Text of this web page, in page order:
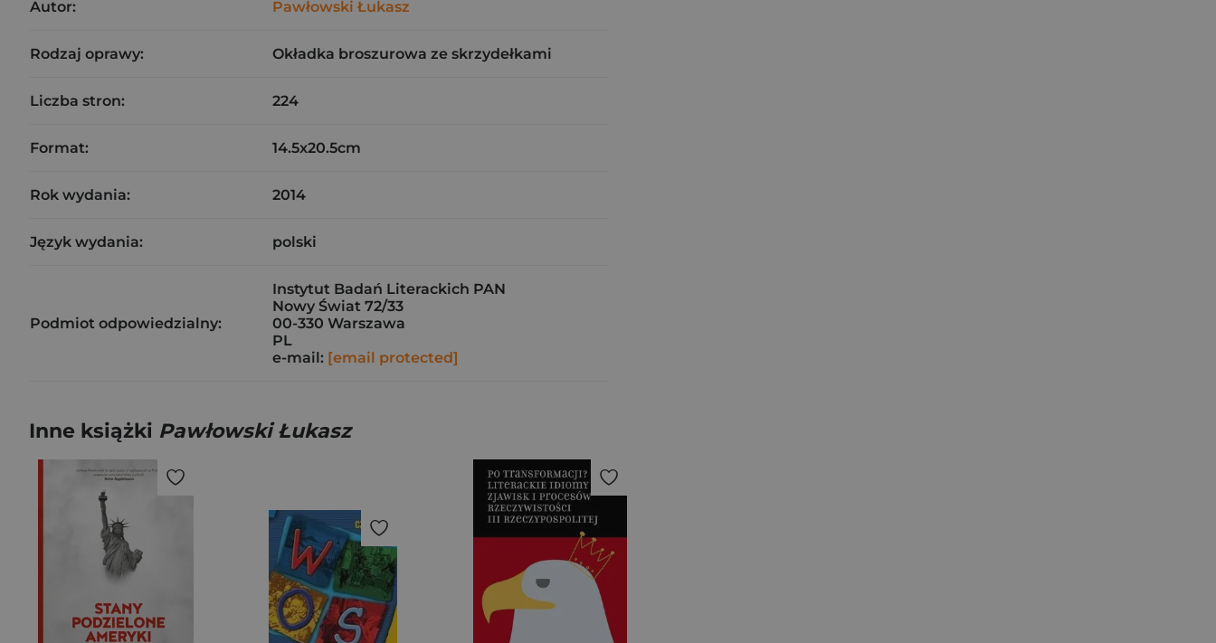
Autor: Pawłowski Łukasz
Rodzaj oprawy: Okładka broszurowa ze skrzydełkami
Liczba stron: 224
Format: 14.5x20.5cm
Rok wydania: 2014
Język wydania: polski
Podmiot odpowiedzialny:
Instytut Badań Literackich PAN
Nowy Świat 72/33
00-330 Warszawa
PL
e-mail: [email protected]
Inne książki Pawłowski Łukasz